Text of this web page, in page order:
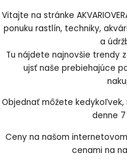
Vitajte na stránke
ponuku rastlín, techniky,
a
Tu nájdete najnovšie trendy
ujsť naše prebiehajúce
Objednať môžete
denne
Ceny na našom
cenami na